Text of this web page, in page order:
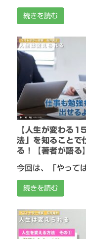
続きを読む
【人生が変わる
法」を知ることで
る！【著者が語る】
今回は、「やって
続きを読む